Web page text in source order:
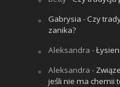
Gabrysia -Czy
zanika?
Aleksandra -
Aleksandra -
jeśli nie ma chemii